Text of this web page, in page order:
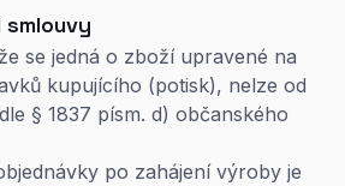
smlouvy
se jedná o zboží upravené na
kupujícího (potisk), nelze od
§ 1837 písm. d) občanského
po zahájení výroby je